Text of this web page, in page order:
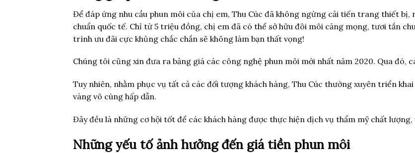
Để đáp ứng nhu cầu phun môi của chị em, Thu Cúc đã không ngừng cải tiến trang thiết bị,
chuẩn quốc tế. Chỉ từ 5 triệu đồng, chị em đã có thể sở hữu đôi môi căng mọng, tươi tắn
trình ưu đãi cực khủng chắc chắn sẽ không làm bạn thất vọng!
Chúng tôi cũng xin đưa ra bảng giá các công nghệ phun môi mới nhất năm 2020. Qua đó,
Tuy nhiên, nhằm phục vụ tất cả các đối tượng khách hàng, Thu Cúc thường xuyên triển
vàng vô cùng hấp dẫn.
Đây đều là những cơ hội tốt để các khách hàng được thực hiện dịch vụ thẩm mỹ chất
Những yếu tố ảnh hưởng đến giá tiền phun môi